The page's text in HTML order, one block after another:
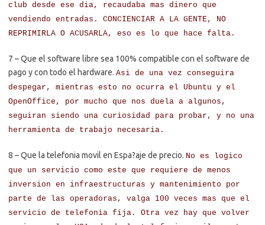
club desde ese dia, recaudaba mas dinero que
vendiendo entradas. CONCIENCIAR A LA GENTE, NO
REPRIMIRLA O ACUSARLA, eso es lo que hace falta.
7 – Que el software libre sea 100% compatible con el software de
pago y con todo el hardware. Asi de una vez conseguira
despegar, mientras esto no ocurra el Ubuntu y el
OpenOffice, por mucho que nos duela a algunos,
seguiran siendo una curiosidad para probar, y no una
herramienta de trabajo necesaria.
8 – Que la telefonia movil en Espa?aje de precio. No es logico
que un servicio como este que requiere de menos
inversion en infraestructuras y mantenimiento por
parte de las operadoras, valga 100 veces mas que el
servicio de telefonia fija. Otra vez hay que volver